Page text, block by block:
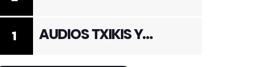
1 AUDIOS TXIKIS Y